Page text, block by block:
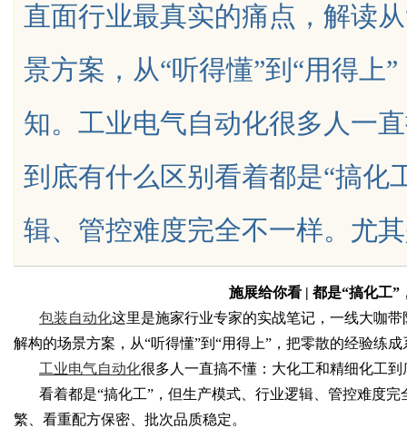
uz
直面行业最真实的痛点，解读
景方案，从“听得懂”到“用得上
知。工业电气自动化很多人一
到底有什么区别看着都是“搞化
辑、管控难度完全不一样。尤
施展给你看| 都是“搞化工”
包装自动化这里是施家行业专家的实战笔记，一线大咖
解构的场景方案 ， 从“听得懂”到“用得上” ，把零散的经验练
工业电气自动化很多人一直搞不懂：大化工和精细化工到
看着都是“搞化工”，但生产模式、行业逻辑、管控难度
繁、看重配方保密、批次品质稳定。